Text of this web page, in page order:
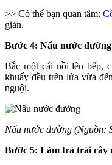
>> Có thể bạn quan tâm:
giản.
Bước 4: Nấu nước đường
Bắc một cái nồi lên bếp,
khuấy đều trên lửa vừa
nguội.
Nấu nước đường (Nguồn:
Bước 5: Làm trà trái cây